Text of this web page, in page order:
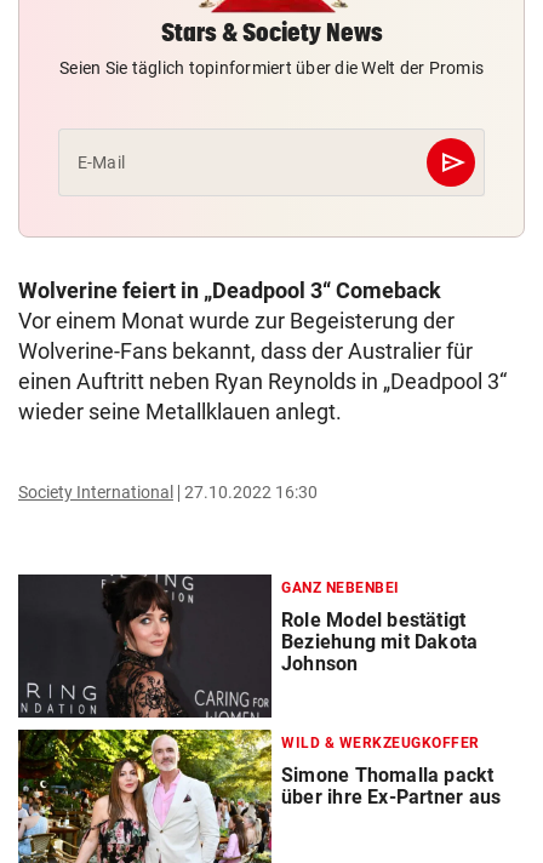
Stars & Society News
Seien Sie täglich topinformiert über die Welt der Promis
E-Mail send
Abschicken
Wolverine feiert in „Deadpool 3“ Comeback
Vor einem Monat wurde zur Begeisterung der
Wolverine-Fans bekannt, dass der Australier für
einen Auftritt neben Ryan Reynolds in „Deadpool 3“
wieder seine Metallklauen anlegt.
Society International 27.10.2022 16:30
GANZ NEBENBEI
Role Model bestätigt
Beziehung mit Dakota
Johnson
WILD & WERKZEUGKOFFER
Simone Thomalla packt
über ihre Ex-Partner aus